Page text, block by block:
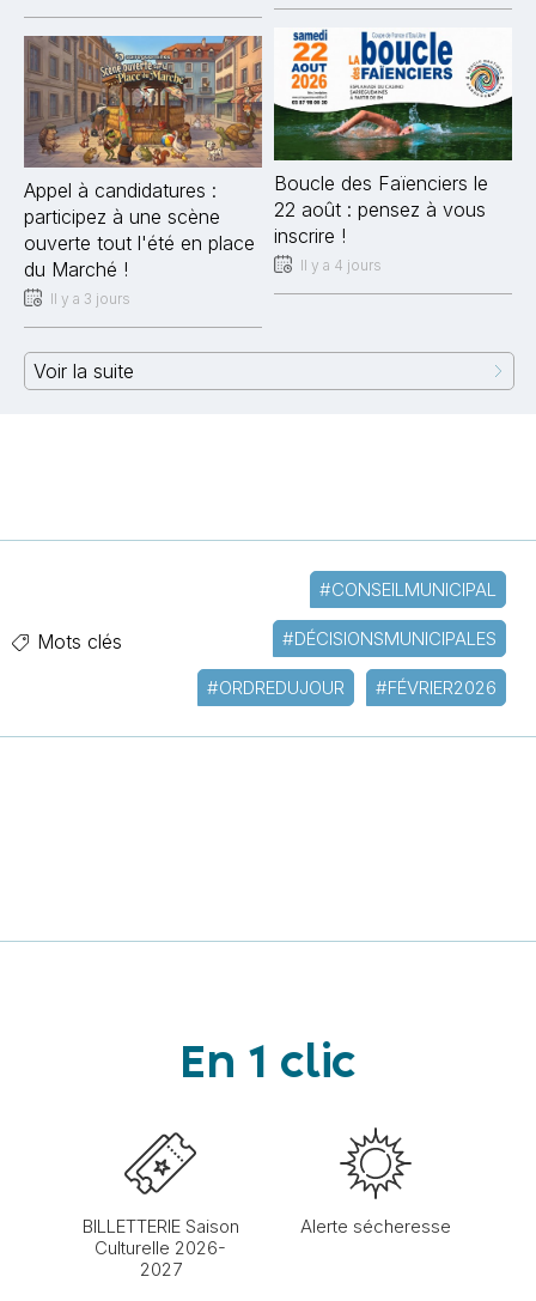
Appel à candidatures :
participez à une scène
ouverte tout l'été en place
du Marché !
Il y a 3 jours
Boucle des Faïenciers le
22 août : pensez à vous
inscrire !
Il y a 4 jours
Voir la suite
Mots clés
#CONSEILMUNICIPAL
#DÉCISIONSMUNICIPALES
#ORDREDUJOUR #FÉVRIER2026
En 1 clic
BILLETTERIE Saison
Culturelle 2026-
2027
Alerte sécheresse